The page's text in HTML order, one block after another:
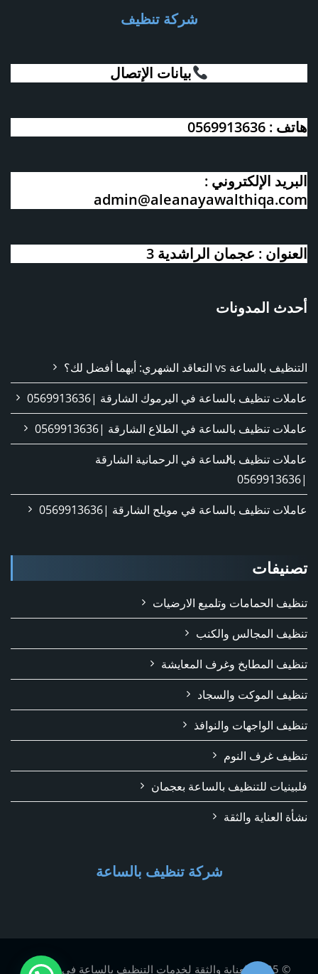
شركة تنظيف
بيانات الإتصال
هاتف : 0569913636
البريد الإلكتروني :
admin@aleanayawalthiqa.com
العنوان : عجمان الراشدية 3
أحدث المدونات
التنظيف بالساعة vs التعاقد الشهري: أيهما أفضل لك؟
عاملات تنظيف بالساعة في اليرموك الشارقة |0569913636
عاملات تنظيف بالساعة في الطلاع الشارقة |0569913636
عاملات تنظيف بالساعة في الرحمانية الشارقة
|0569913636
عاملات تنظيف بالساعة في مويلح الشارقة |0569913636
تصنيفات
تنظيف الحمامات وتلميع الارضيات
تنظيف المجالس والكنب
تنظيف المطابخ وغرف المعايشة
تنظيف الموكت والسجاد
تنظيف الواجهات والنوافذ
تنظيف غرف النوم
فلبينيات للتنظيف بالساعة بعجمان
نشأة العناية والثقة
شركة تنظيف بالساعة
© 2025 العناية والثقة لخدمات التنظيف بالساعة في عجمان